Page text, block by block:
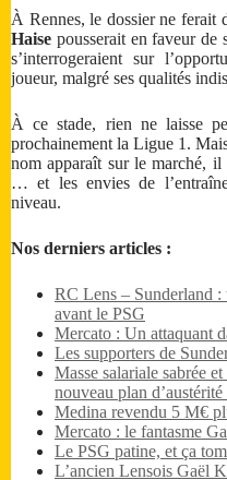
À Rennes, le dossier ne ferait
Haise pousserait en faveur de
s’interrogeraient sur
joueur, malgré ses qualités
À ce stade, rien ne laisse
prochainement la Ligue 1.
nom apparaît sur le marché, il
… et les envies de
niveau.
Nos derniers articles :
RC Lens – Sunderland :
avant le PSG
Mercato : Un attaquant
Les supporters de
Masse salariale sabrée
nouveau plan
Medina revendu 5 M€
Mercato : le fantasme
Le PSG patine, et ça
L’ancien Lensois Gaël